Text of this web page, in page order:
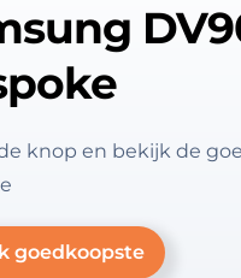
knop en bekijk de
goedkoopste